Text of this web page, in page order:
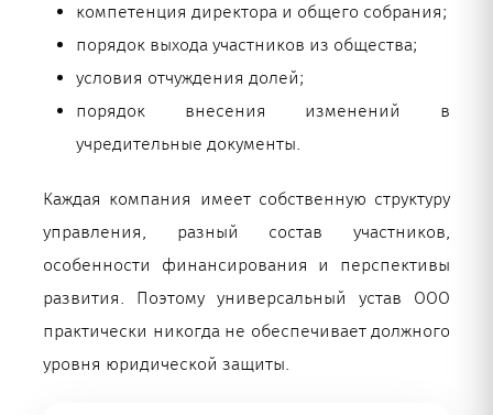
компетенция директора и общего собрания;
порядок выхода участников из общества;
условия отчуждения долей;
порядок внесения изменений в
учредительные документы.
Каждая компания имеет собственную структуру
управления, разный состав участников,
особенности финансирования и перспективы
развития. Поэтому универсальный устав ООО
практически никогда не обеспечивает должного
уровня юридической защиты.